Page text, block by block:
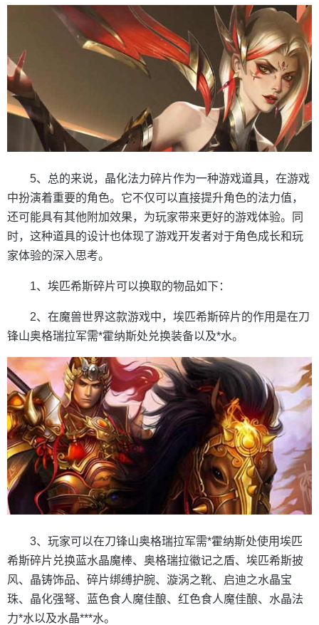
5、总的来说，晶化法力碎片作为一种游戏道具，在游戏
中扮演着重要的角色。它不仅可以直接提升角色的法力值，
还可能具有其他附加效果，为玩家带来更好的游戏体验。同
时，这种道具的设计也体现了游戏开发者对于角色成长和玩
家体验的深入思考。
1、埃匹希斯碎片可以换取的物品如下：
2、在魔兽世界这款游戏中，埃匹希斯碎片的作用是在刀
锋山奥格瑞拉军需*霍纳斯处兑换装备以及*水。
3、玩家可以在刀锋山奥格瑞拉军需*霍纳斯处使用埃匹
希斯碎片兑换蓝水晶魔棒、奥格瑞拉徽记之盾、埃匹希斯披
风、晶铸饰品、碎片绑缚护腕、漩涡之靴、启迪之水晶宝
珠、晶化强弩、蓝色食人魔佳酿、红色食人魔佳酿、水晶法
力*水以及水晶***水。